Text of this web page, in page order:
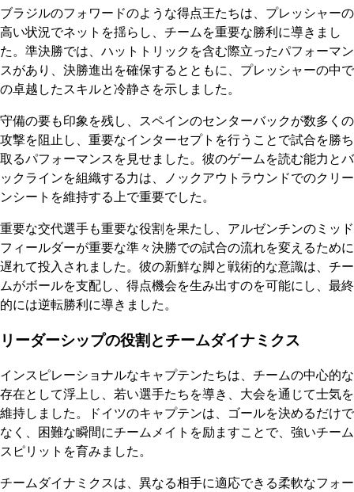
ブラジルのフォワードのような得点王たちは、プレッシャーの
高い状況でネットを揺らし、チームを重要な勝利に導きまし
た。準決勝では、ハットトリックを含む際立ったパフォーマン
スがあり、決勝進出を確保するとともに、プレッシャーの中で
の卓越したスキルと冷静さを示しました。
守備の要も印象を残し、スペインのセンターバックが数多くの
攻撃を阻止し、重要なインターセプトを行うことで試合を勝ち
取るパフォーマンスを見せました。彼のゲームを読む能力とバ
ックラインを組織する力は、ノックアウトラウンドでのクリー
ンシートを維持する上で重要でした。
重要な交代選手も重要な役割を果たし、アルゼンチンのミッド
フィールダーが重要な準々決勝での試合の流れを変えるために
遅れて投入されました。彼の新鮮な脚と戦術的な意識は、チー
ムがボールを支配し、得点機会を生み出すのを可能にし、最終
的には逆転勝利に導きました。
リーダーシップの役割とチームダイナミクス
インスピレーショナルなキャプテンたちは、チームの中心的な
存在として浮上し、若い選手たちを導き、大会を通じて士気を
維持しました。ドイツのキャプテンは、ゴールを決めるだけで
なく、困難な瞬間にチームメイトを励ますことで、強いチーム
スピリットを育みました。
チームダイナミクスは、異なる相手に適応できる柔軟なフォー